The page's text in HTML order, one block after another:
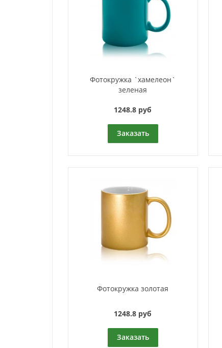
Фотокружка `хамелеон`
зеленая
1248.8 руб
Заказать
Фотокружка золотая
1248.8 руб
Заказать